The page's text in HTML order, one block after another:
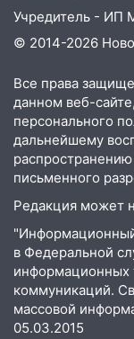
18:00
экстрим: в
17:30 Где
августа
17:05
Ульяновске
сообщницу
16:12
Едва
Вешкайме
знакомым
больницей
16:06
18-
Учредитель - ИП
© 2014-2026
Все права
данном веб-
персонального
дальнейшему
письменного
Редакция может
в Федеральной
информационных
коммуникаций.
массовой
05.03.2015